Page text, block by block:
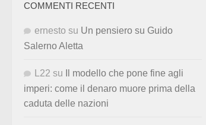
COMMENTI RECENTI
ernesto su Un pensiero su Guido
Salerno Aletta
L22 su
Il modello che pone fine agli
imperi: come il denaro muore prima della
caduta delle nazioni